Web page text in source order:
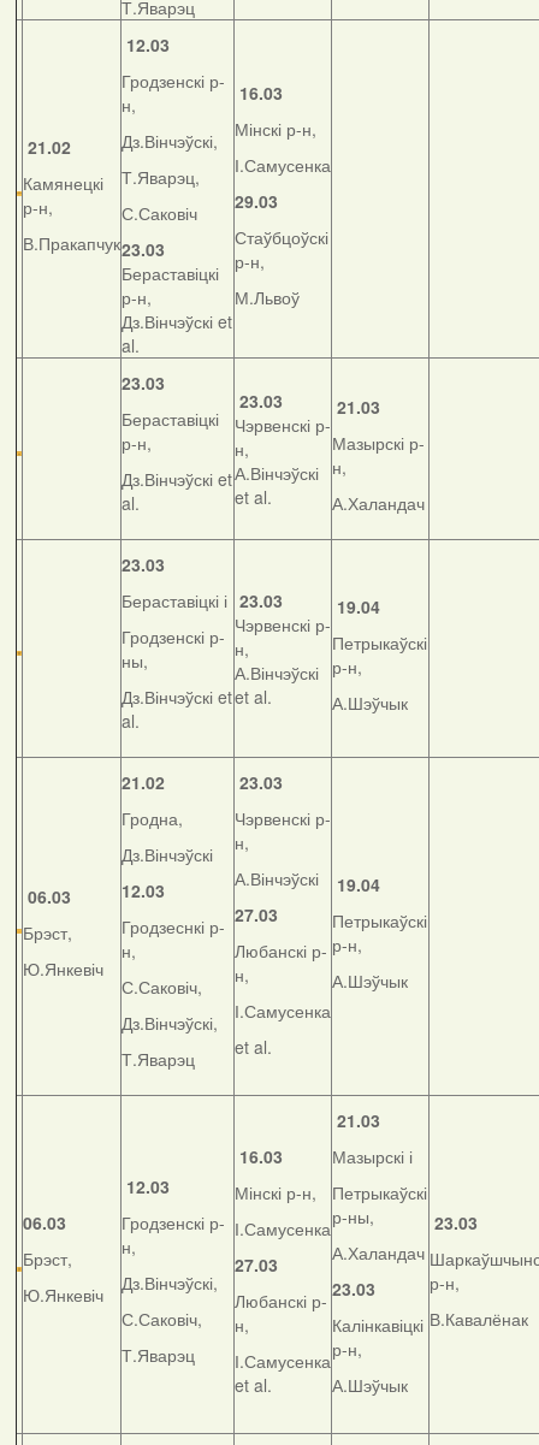
Т.Яварэц
21.02
Камянецкі
р-н,
В.Пракапчук
12.03
Гродзенскі р-
н,
Дз.Вінчэўскі,
Т.Яварэц,
С.Саковіч
23.03
Бераставіцкі
р-н,
Дз.Вінчэўскі et
al.
16.03
Мінскі р-н,
І.Самусенка
29.03
Стаўбцоўскі
р-н,
М.Львоў
23.03
Бераставіцкі
р-н,
Дз.Вінчэўскі et
al.
23.03
Чэрвенскі р-
н,
А.Вінчэўскі
et al.
21.03
Мазырскі р-
н,
А.Халандач
23.03
Бераставіцкі і
Гродзенскі р-
ны,
Дз.Вінчэўскі et
al.
23.03
Чэрвенскі р-
н,
А.Вінчэўскі
et al.
19.04
Петрыкаўскі
р-н,
А.Шэўчык
06.03
Брэст,
Ю.Янкевіч
21.02
Гродна,
Дз.Вінчэўскі
12.03
Гродзеснкі р-
н,
С.Саковіч,
Дз.Вінчэўскі,
Т.Яварэц
23.03
Чэрвенскі р-
н,
А.Вінчэўскі
27.03
Любанскі р-
н,
І.Самусенка
et al.
19.04
Петрыкаўскі
р-н,
А.Шэўчык
06.03
Брэст,
Ю.Янкевіч
12.03
Гродзенскі р-
н,
Дз.Вінчэўскі,
С.Саковіч,
Т.Яварэц
16.03
Мінскі р-н,
І.Самусенка
27.03
Любанскі р-
н,
І.Самусенка
et al.
21.03
Мазырскі і
Петрыкаўскі
р-ны,
А.Халандач
23.03
Калінкавіцкі
р-н,
А.Шэўчык
23.03
р-н,
В.Кавалёнак